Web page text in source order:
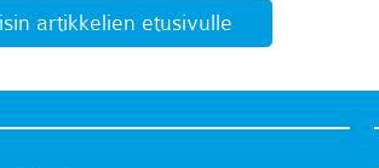
artikkelien etusivulle